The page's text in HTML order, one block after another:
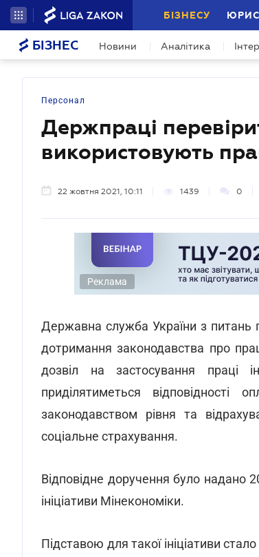
БІЗНЕСУ
БІЗНЕС Новини Аналітика
Персонал
Держпраці
використовують
22 жовтня 2021, 10:11 1439 0
Реклама
Державна служба України з питань
дотримання законодавства про
дозвіл на застосування праці
приділятиметься
законодавством рівня та
соціальне страхування.
Відповідне доручення було
ініціативи Мінекономіки.
Підставою для такої ініціативи